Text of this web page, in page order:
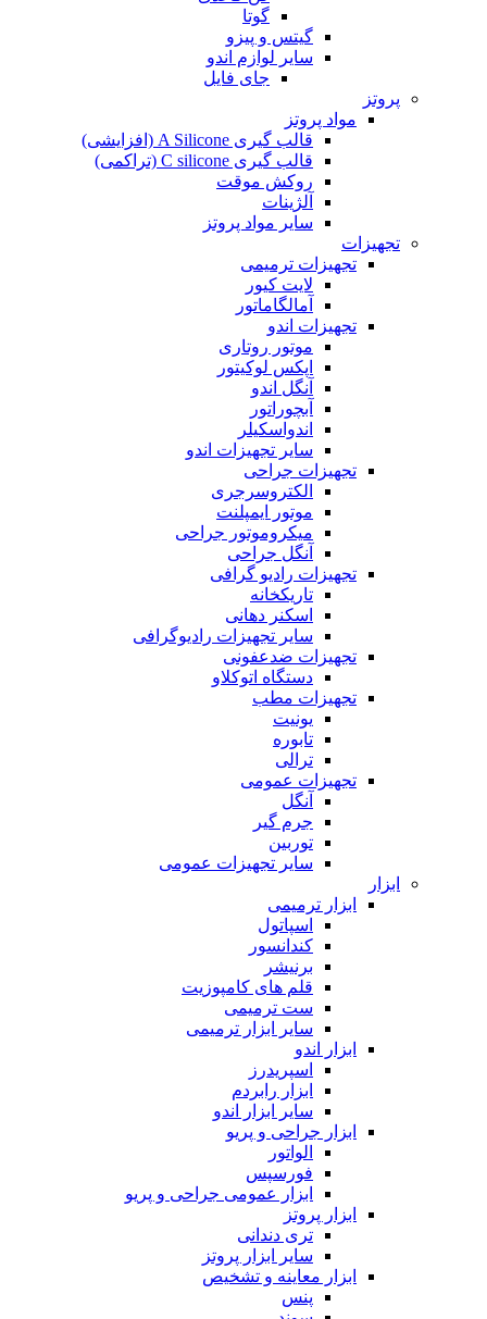
گوتا
گیتس و پیزو
سایر لوازم اندو
جای فایل
پروتز
مواد پروتز
قالب گیری A Silicone (افزایشی)
قالب گیری C silicone (تراکمی)
روکش موقت
آلژینات
سایر مواد پروتز
تجهیزات
تجهیزات ترمیمی
لایت کیور
آمالگاماتور
تجهیزات اندو
موتور روتاری
اپکس لوکیتور
آنگل اندو
آبچوراتور
اندواسکیلر
سایر تجهیزات اندو
تجهیزات جراحی
الکتروسرجری
موتور ایمپلنت
میکروموتور جراحی
آنگل جراحی
تجهیزات رادیو گرافی
تاریکخانه
اسکنر دهانی
سایر تجهیزات رادیوگرافی
تجهیزات ضدعفونی
دستگاه اتوکلاو
تجهیزات مطب
یونیت
تابوره
ترالی
تجهیزات عمومی
آنگل
جرم گیر
توربین
سایر تجهیزات عمومی
ابزار
ابزار ترمیمی
اسپاتول
کندانسور
برنیشر
قلم های کامپوزیت
ست ترمیمی
سایر ابزار ترمیمی
ابزار اندو
اسپریدرز
ابزار رابردم
سایر ابزار اندو
ابزار جراحی و پریو
الواتور
فورسپس
ابزار عمومی جراحی و پریو
ابزار پروتز
تری دندانی
سایر ابزار پروتز
ابزار معاینه و تشخیص
پنس